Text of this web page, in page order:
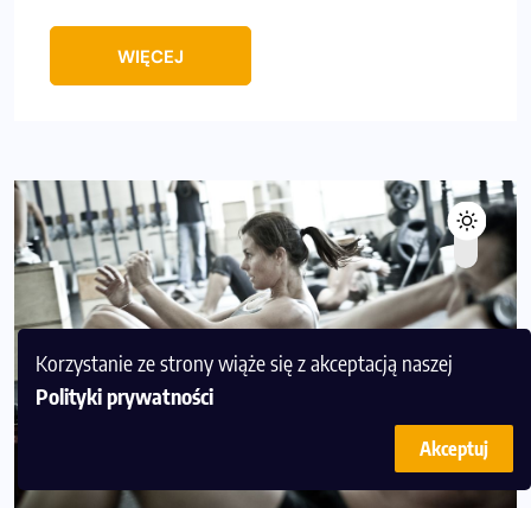
Korzystanie ze strony wiąże się z akceptacją naszej
Polityki prywatności
Akceptuj
WIĘCEJ